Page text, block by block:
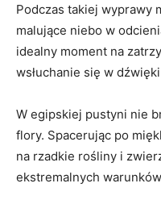
Podczas takiej wyprawy
malujące niebo w
idealny moment na
wsłuchanie się w
W egipskiej pustyni nie
flory. Spacerując po
na‌ rzadkie rośliny i
ekstremalnych​